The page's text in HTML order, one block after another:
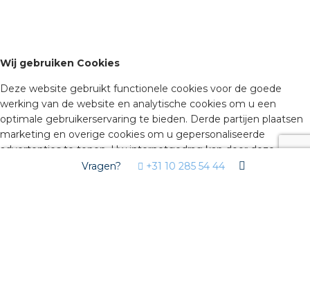
Vragen? +31 10 285 54 44
Wij gebruiken Cookies
Deze website gebruikt functionele cookies voor de goede
werking van de website en analytische cookies om u een
optimale gebruikerservaring te bieden. Derde partijen plaatsen
marketing en overige cookies om u gepersonaliseerde
advertenties te tonen. Uw internetgedrag kan door deze
derden gevolgd worden via deze cookies. Door hiernaast op